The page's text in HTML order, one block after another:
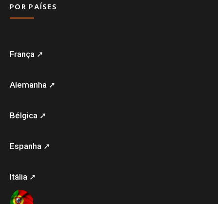
POR PAÍSES
França ➚
Alemanha ➚
Bélgica ➚
Espanha ➚
Itália ➚